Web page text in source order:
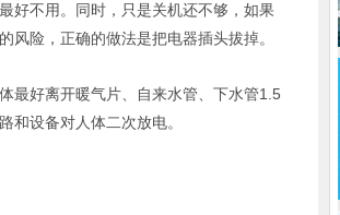
好不用。同时，只是关机还不够，如果
险，正确的做法是把电器插头拔掉。
最好离开暖气片、自来水管、下水管1.5
和设备对人体二次放电。